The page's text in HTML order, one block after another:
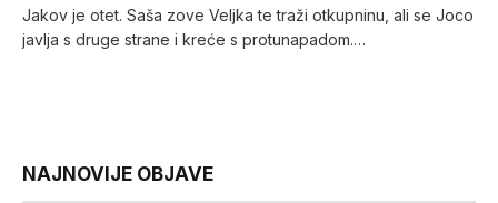
Jakov je otet. Saša zove Veljka te traži otkupninu, ali se Joco
javlja s druge strane i kreće s protunapadom.…
NAJNOVIJE OBJAVE